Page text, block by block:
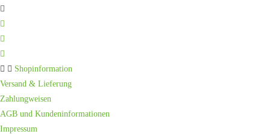
Shopinformation
Versand & Lieferung
Zahlungweisen
AGB und Kundeninformationen
Impressum